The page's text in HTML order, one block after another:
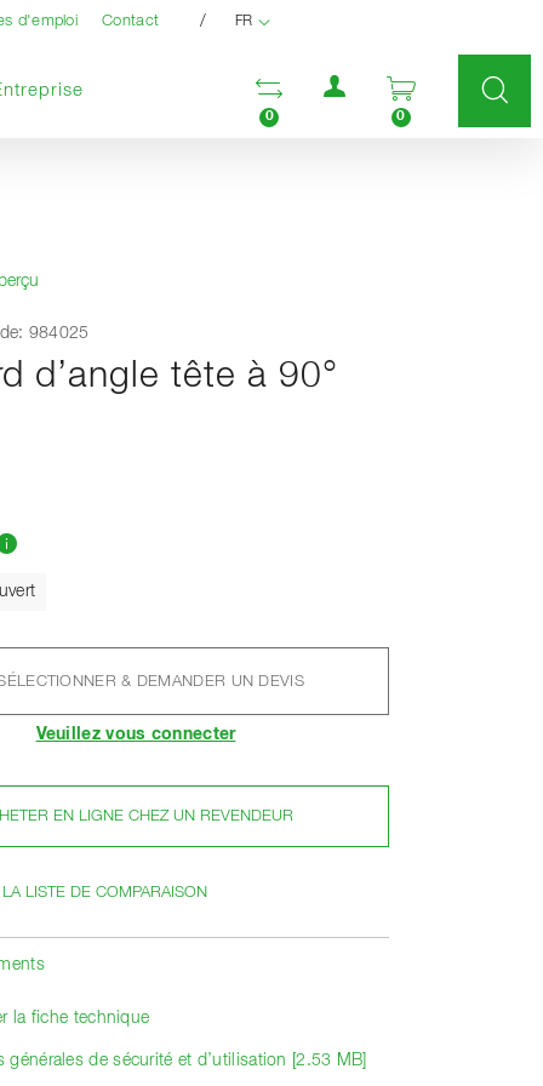
d'emploi Contact / FR
Ouvrir la liste
0
Menu utilisateur
Ouvrir le
0
984025
d’angle tête à 90°
& DEMANDER UN DEVIS
Veuillez vous connecter
EN LIGNE CHEZ UN REVENDEUR
LISTE DE COMPARAISON
la fiche technique
générales de sécurité et d’utilisation [2.53 MB]